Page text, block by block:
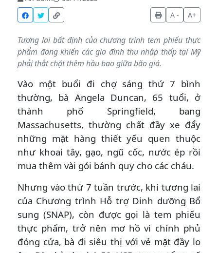
A -
A+
Tương lai bất định của chương trình tem phiếu thực
phẩm đang khiến các gia đình thu nhập thấp tại Mỹ
phải thắt chặt thêm hầu bao giữa bão giá.
Vào một buổi đi chợ sáng thứ 7 bình
thường, bà Angela Duncan, 65 tuổi, ở
thành phố Springfield, bang
Massachusetts, thường chất đầy xe đẩy
những mặt hàng thiết yếu quen thuộc
như khoai tây, gạo, ngũ cốc, nước ép rồi
mua thêm vài gói bánh quy cho các cháu.
Nhưng vào thứ 7 tuần trước, khi tương lai
của Chương trình Hỗ trợ Dinh dưỡng Bổ
sung (SNAP), còn được gọi là tem phiếu
thực phẩm, trở nên mơ hồ vì chính phủ
đóng cửa, bà đi siêu thị với vẻ mặt đầy lo